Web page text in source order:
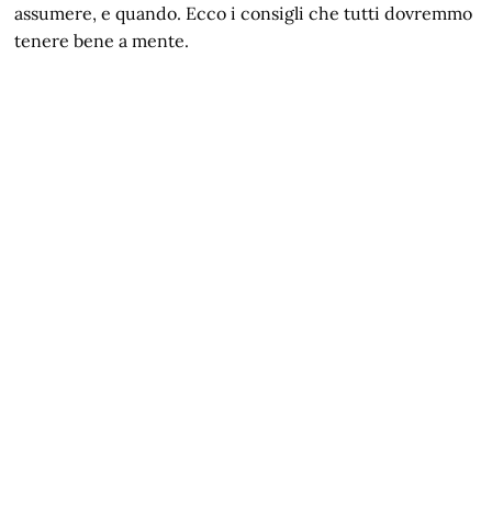
assumere, e quando. Ecco i consigli che tutti dovremmo
tenere bene a mente.